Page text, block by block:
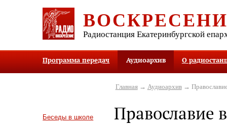
Радиостанция Екатеринбургской
Программа передач Аудиоархив О
Беседы в школе
Главная→ Аудиоархив→ Православие
Православие